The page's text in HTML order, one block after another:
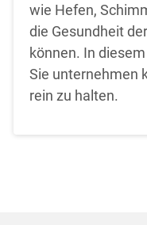
wie Hefen,
die Gesundheit
können. In
Sie unternehmen
rein zu halten.